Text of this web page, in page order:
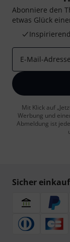
Abonniere den
etwas Glück
E-Mail-Adresse
Mit Klick auf
Werbung und
Abmeldung ist
Sicher